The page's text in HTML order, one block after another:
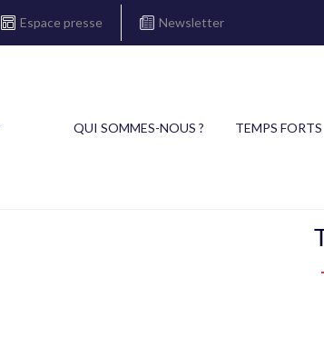
Espace presse Newsletter
QUI SOMMES-NOUS ? TEMPS FORTS